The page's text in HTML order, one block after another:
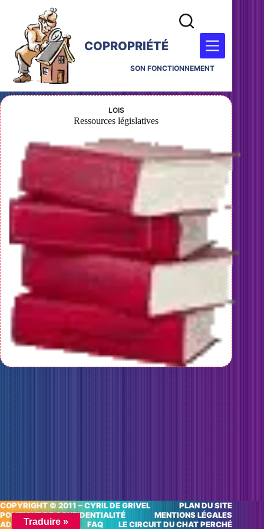
COPROPRIÉTÉ
SON FONCTIONNEMENT
LOIS
Ressources législatives
COPYRIGHT © 2011 – CYRIL DE GRIVEL
PLAN DU SITE
POLITIQUE DE CONFIDENTIALITÉ
MENTIONS LÉGALES
ADRESSES UTILES
FAQ LE CIRCUIT DU CHAT PERCHÉ
Traduire »